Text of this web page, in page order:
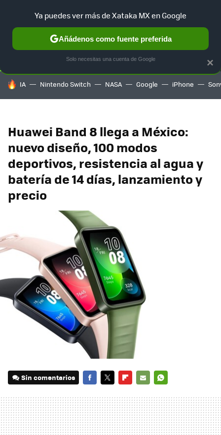
SELECCIÓN GAMING HOME AUTO TERRITORIO
HOY SE HABLA DE
IA Nintendo Switch NASA Google iPhone
Huawei Band 8 llega a México:
nuevo diseño, 100 modos
deportivos, resistencia al agua y
batería de 14 días, lanzamiento y
precio
Sin comentarios
MAIL
×
Ya puedes ver más de Xataka MX en Google
Añádenos como fuente preferida
Solo necesitas una cuenta de Google